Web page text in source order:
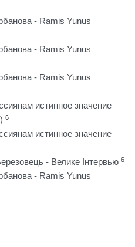
- Ramis Yunus
- Ramis Yunus
- Ramis Yunus
истинное значение
6
истинное значение
- Велике Інтервью 6
- Ramis Yunus